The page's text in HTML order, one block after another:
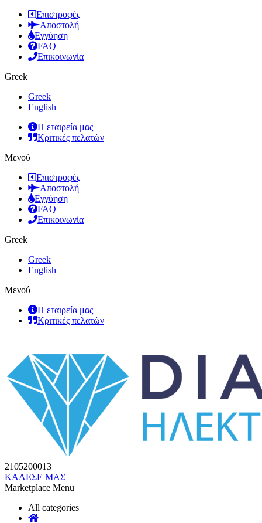
Επιστροφές
Αποστολή
Εγγύηση
FAQ
Επικοινωνία
Greek
Greek
English
Η εταιρεία μας
Κριτικές πελατών
Μενού
Επιστροφές
Αποστολή
Εγγύηση
FAQ
Επικοινωνία
Greek
Greek
English
Μενού
Η εταιρεία μας
Κριτικές πελατών
2105200013
ΚΑΛΕΣΕ ΜΑΣ
Marketplace Menu
All categories